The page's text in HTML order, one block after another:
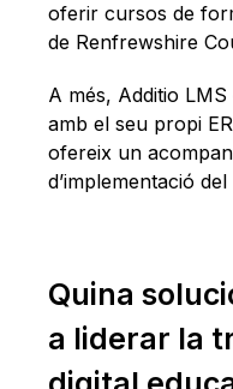
oferir cursos de
de Renfrewshire
A més, Additio
amb el seu propi
ofereix un
d’implementació del
Quina
a liderar la